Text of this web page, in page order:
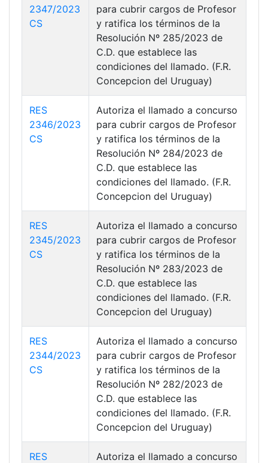
2347/2023
CS
para cubrir cargos de Profesor
y ratifica los términos de la
Resolución Nº 285/2023 de
C.D. que establece las
condiciones del llamado. (F.R.
Concepcion del Uruguay)
RES
2346/2023
CS
Autoriza el llamado a concurso
para cubrir cargos de Profesor
y ratifica los términos de la
Resolución Nº 284/2023 de
C.D. que establece las
condiciones del llamado. (F.R.
Concepcion del Uruguay)
RES
2345/2023
CS
Autoriza el llamado a concurso
para cubrir cargos de Profesor
y ratifica los términos de la
Resolución Nº 283/2023 de
C.D. que establece las
condiciones del llamado. (F.R.
Concepcion del Uruguay)
RES
2344/2023
CS
Autoriza el llamado a concurso
para cubrir cargos de Profesor
y ratifica los términos de la
Resolución Nº 282/2023 de
C.D. que establece las
condiciones del llamado. (F.R.
Concepcion del Uruguay)
RES
Autoriza el llamado a concurso